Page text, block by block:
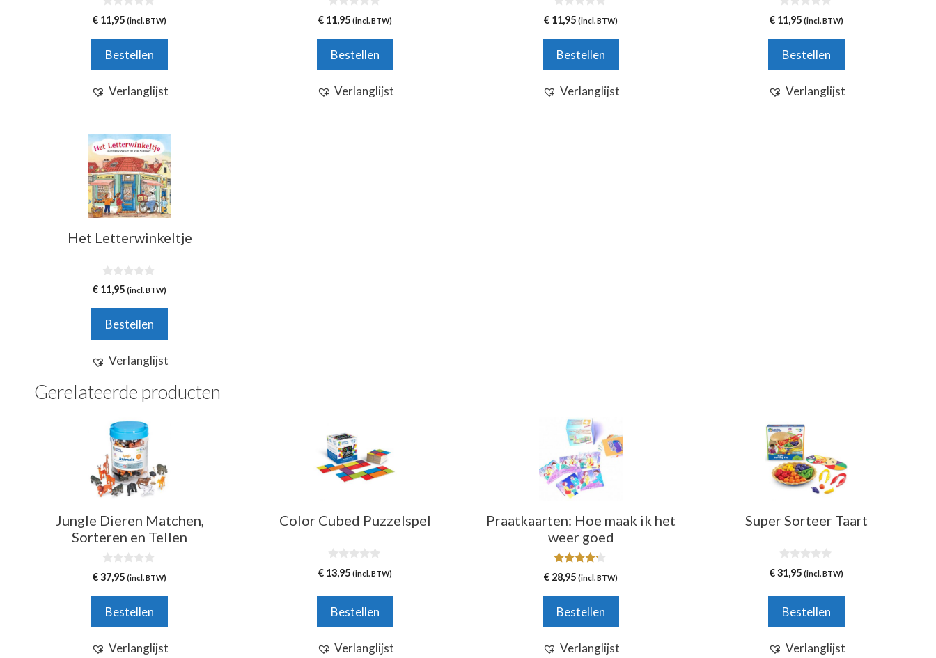
0
v
5
€ 11,95 (incl. BTW)
Bestellen
Verlanglijst
0
v
5
€ 11,95 (incl. BTW)
Bestellen
Verlanglijst
0
v
5
€ 11,95 (incl. BTW)
Bestellen
Verlanglijst
0
v
5
€ 11,95 (incl. BTW)
Bestellen
Verlanglijst
Het Letterwinkeltje
0
v
5
€ 11,95 (incl. BTW)
Bestellen
Verlanglijst
Gerelateerde producten
Jungle Dieren Matchen,
Sorteren en Tellen
0
v
5
€37,95 (incl. BTW)
Bestellen
Verlanglijst
Color Cubed Puzzelspel
0
v
n
5
€ 13,95 (incl. BTW)
Bestellen
Verlanglijst
Praatkaarten: Hoe maak ik het
weer goed
4.00
van 5
€ 28,95 (incl. BTW)
Bestellen
Verlanglijst
Super Sorteer Taart
0
v
n
5
€31,95 (incl. BTW)
Bestellen
Verlanglijst